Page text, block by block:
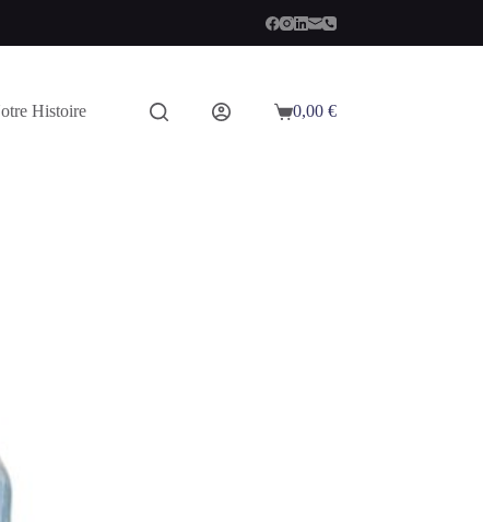
Histoire
Panier
0,00 €